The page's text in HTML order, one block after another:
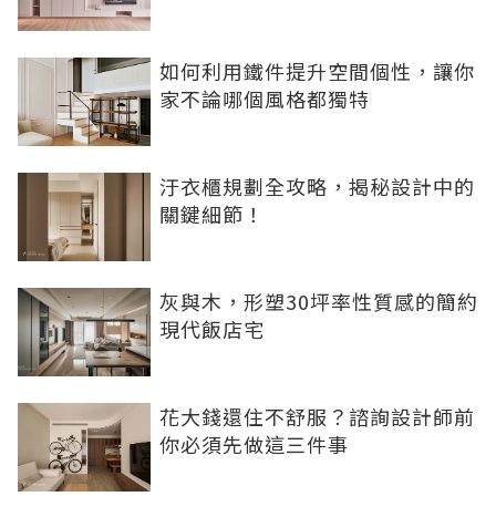
如何利用鐵件提升空間個性，讓你
家不論哪個風格都獨特
汙衣櫃規劃全攻略，揭秘設計中的
關鍵細節！
灰與木，形塑30坪率性質感的簡約
現代飯店宅
花大錢還住不舒服？諮詢設計師前
你必須先做這三件事